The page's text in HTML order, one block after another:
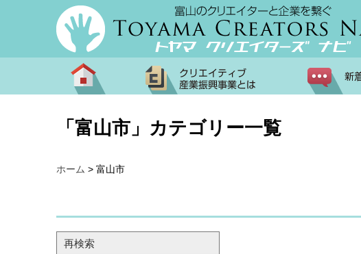
「 富山市 」カテゴリー一覧
ホーム > 富山市
再検索